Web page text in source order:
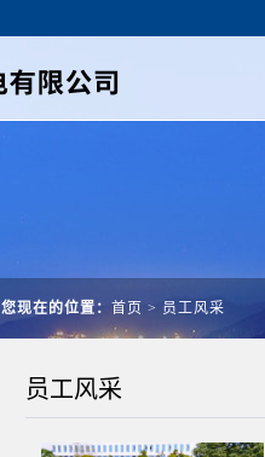
您现在的位置： 首页 > 员工风采
员工风采